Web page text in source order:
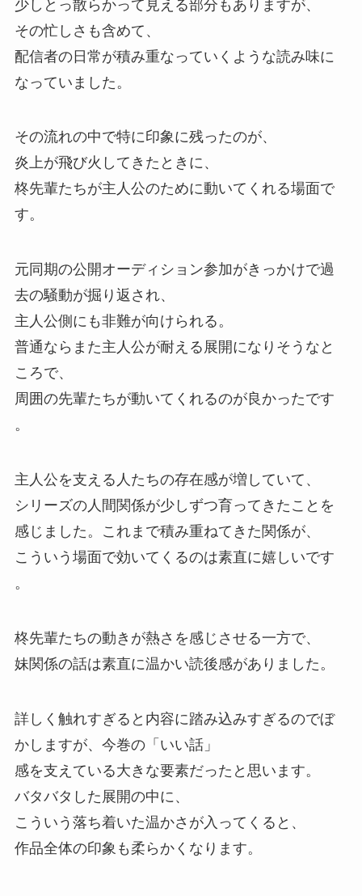
少しとっ散らかって見える部分もありますが、
その忙しさも含めて、
配信者の日常が積み重なっていくような読み味に
なっていました。
その流れの中で特に印象に残ったのが、
炎上が飛び火してきたときに、
柊先輩たちが主人公のために動いてくれる場面で
す。
元同期の公開オーディション参加がきっかけで過
去の騒動が掘り返され、
主人公側にも非難が向けられる。
普通ならまた主人公が耐える展開になりそうなと
ころで、
周囲の先輩たちが動いてくれるのが良かったです
。
主人公を支える人たちの存在感が増していて、
シリーズの人間関係が少しずつ育ってきたことを
感じました。
これまで積み重ねてきた関係が、
こういう場面で効いてくるのは素直に嬉しいです
。
柊先輩たちの動きが熱さを感じさせる一方で、
妹関係の話は素直に温かい読後感がありました。
詳しく触れすぎると内容に踏み込みすぎるのでぼ
かしますが、 今巻の「いい話」
感を支えている大きな要素だったと思います。
バタバタした展開の中に、
こういう落ち着いた温かさが入ってくると、
作品全体の印象も柔らかくなります。